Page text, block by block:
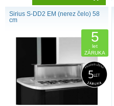
Sirius S-DD2 EM (nerez čelo) 58
cm
5
let
ZÁRUKA